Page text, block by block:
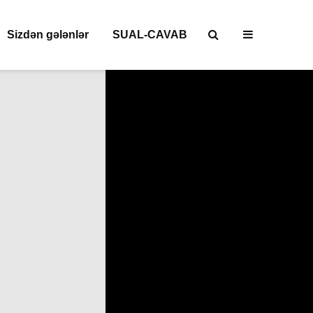
Sizdən gələnlər SUAL-CAVAB